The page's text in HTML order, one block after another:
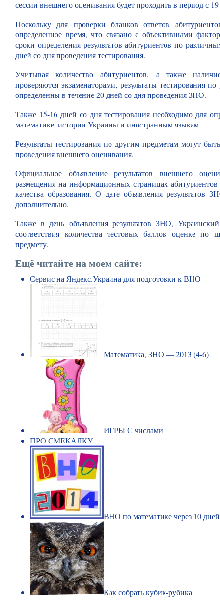
сессии внешнего оценивания будет проходить в период с
Поскольку для проверки бланков ответов
определенное время, что связано с объективными
сроки определения результатов абитуриентов по
дней со дня проведения тестирования.
Учитывая количество абитуриентов, а также
проверяются экзаменаторами, результаты тестирования
определенны в течение 20 дней со дня проведения ЗНО.
Также 15-16 дней со дня тестирования необходимо для
математике, истории Украины и иностранным языкам.
Результаты тестирования по другим предметам могут
проведения внешнего оценивания.
Официальное объявление результатов внешнего
размещения на информационных страницах
качества образования. О дате объявления
дополнительно.
Также в день объявления результатов ЗНО,
соответствия количества тестовых баллов оценке
предмету.
Ещё читайте на моем сайте:
Сервис на Яндекс.Украина для подготовки к ВНО
Математика, ЗНО — 2013 (4-6)
ИГРЫ С числами
ПРО СМЕКАЛКУ
ВНО по математике через 10
Как собрать кубик-рубика